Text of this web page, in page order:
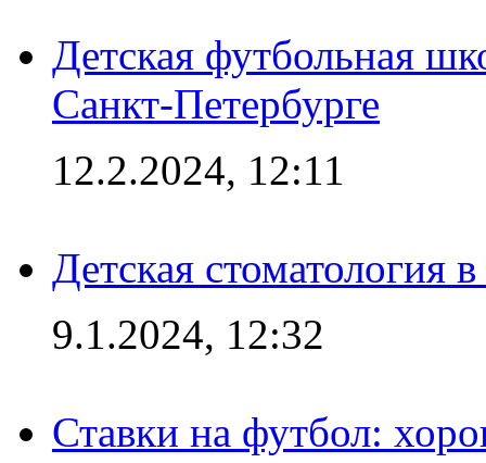
Детская футбольная
Санкт-Петербурге
12.2.2024, 12:11
Детская стоматология
9.1.2024, 12:32
Ставки на футбол: